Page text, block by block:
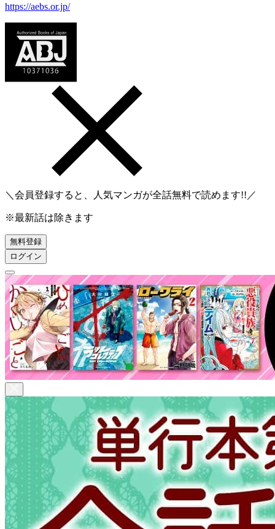
https://aebs.or.jp/
＼会員登録すると、人気マンガが全話無料で読めます!!／
※最新話は除きます
無料登録
ログイン